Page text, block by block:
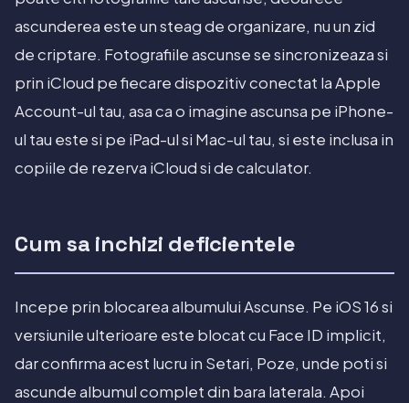
ascunderea este un steag de organizare, nu un zid
de criptare. Fotografiile ascunse se sincronizeaza si
prin iCloud pe fiecare dispozitiv conectat la Apple
Account-ul tau, asa ca o imagine ascunsa pe iPhone-
ul tau este si pe iPad-ul si Mac-ul tau, si este inclusa in
copiile de rezerva iCloud si de calculator.
Cum sa inchizi deficientele
Incepe prin blocarea albumului Ascunse. Pe iOS 16 si
versiunile ulterioare este blocat cu Face ID implicit,
dar confirma acest lucru in Setari, Poze, unde poti si
ascunde albumul complet din bara laterala. Apoi